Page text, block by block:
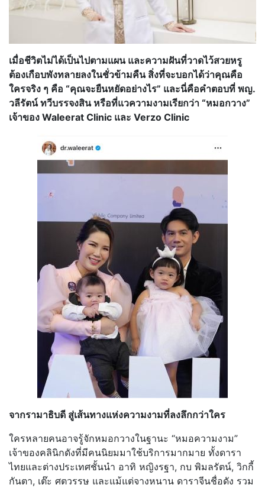
เมื่อชีวิตไม่ได้เป็นไปตามแผน และความฝันที่วาดไว้สวยหรู
ต้องเกือบพังทลายลงในชั่วข้ามคืน สิ่งที่จะบอกได้ว่าคุณคือ
ใครจริง ๆ คือ “คุณจะยืนหยัดอย่างไร” และนี่คือคำตอบที่ พญ.
วลีรัตน์ ทวีบรรจงสิน หรือที่แวความงามเรียกว่า “หมอกวาง”
เจ้าของ Waleerat Clinic และ Verzo Clinic
จากรามาธิบดี สู่เส้นทางแห่งความงามที่ลงลึกกว่าใคร
ใครหลายคนอาจรู้จักหมอกวางในฐานะ “หมอความงาม”
เจ้าของคลินิกดังที่มีคนนิยมมาใช้บริการมากมาย ทั้งดารา
ไทยและต่างประเทศชั้นนำ อาทิ หญิงรฐา, กบ พิมลรัตน์, วิกกี้
กันตา, เต๊ะ ศตวรรษ และแม้แต่จางหนาน ดาราจีนชื่อดัง รวม